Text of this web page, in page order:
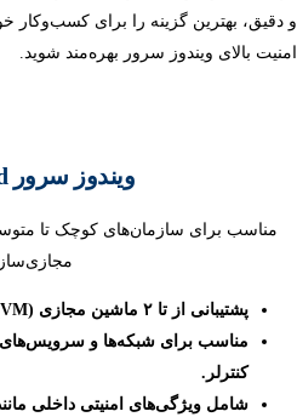
و دقیق، بهترین گزینه را برای کسب‌وکار
امنیت بالای ویندوز سرور بهره‌مند شوید.
ویندوز سرور Standard
مناسب برای سازمان‌های کوچک تا
پشتیبانی از تا ۲ ماشین مجازی (VM).
مناسب برای شبکه‌ها و سرویس‌های
کنترلر.